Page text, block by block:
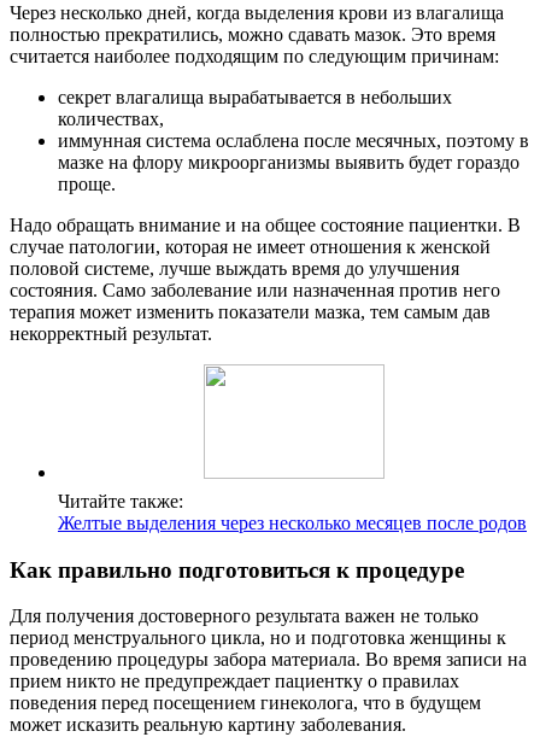
Через несколько дней, когда выделения крови из влагалища
полностью прекратились, можно сдавать мазок. Это время
считается наиболее подходящим по следующим причинам:
секрет влагалища вырабатывается в небольших
количествах,
иммунная система ослаблена после месячных, поэтому в
мазке на флору микроорганизмы выявить будет гораздо
проще.
Надо обращать внимание и на общее состояние пациентки. В
случае патологии, которая не имеет отношения к женской
половой системе, лучше выждать время до улучшения
состояния. Само заболевание или назначенная против него
терапия может изменить показатели мазка, тем самым дав
некорректный результат.
Читайте также:
Желтые выделения через несколько месяцев после родов
Как правильно подготовиться к процедуре
Для получения достоверного результата важен не только
период менструального цикла, но и подготовка женщины к
проведению процедуры забора материала. Во время записи на
прием никто не предупреждает пациентку о правилах
поведения перед посещением гинеколога, что в будущем
может исказить реальную картину заболевания.